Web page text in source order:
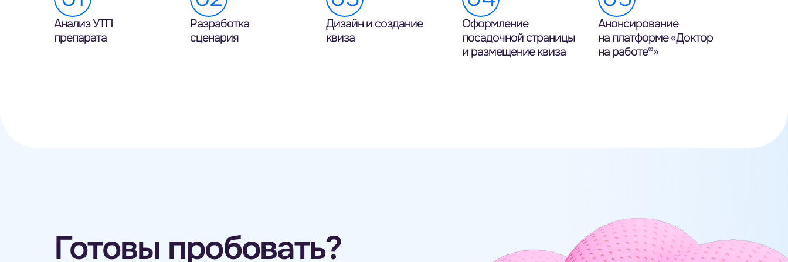
Анализ УТП
препарата
Разработка
сценария
Анонсирование
на платформе «Доктор
на работе®»
Оформление
посадочной страницы
и размещение квиза
Дизайн и создание
квиза
Готовы пробовать?